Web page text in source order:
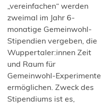
„vereinfachen“ werden
zweimal im Jahr 6-
monatige Gemeinwohl-
Stipendien vergeben, die
Wuppertaler:innen Zeit
und Raum für
Gemeinwohl-Experimente
ermöglichen. Zweck des
Stipendiums ist es,